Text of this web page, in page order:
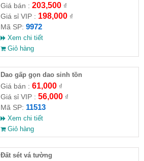
Giá bán : 203,500₫
Giá sỉ VIP : 198,000₫
Mã SP: 9972
Xem chi tiết
Giỏ hàng
Dao gấp gọn dao sinh tồn
Giá bán : 61,000₫
Giá sỉ VIP : 56,000₫
Mã SP: 11513
Xem chi tiết
Giỏ hàng
Đất sét vá tường